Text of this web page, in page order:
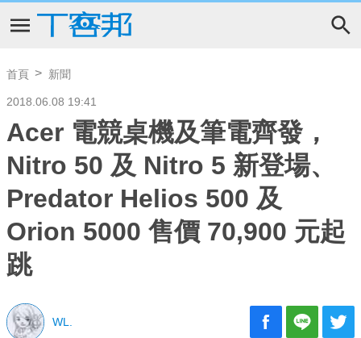
首頁 新聞
2018.06.08 19:41
Acer 電競桌機及筆電齊發，
Nitro 50 及 Nitro 5 新登場、
Predator Helios 500 及
Orion 5000 售價 70,900 元起
跳
WL.